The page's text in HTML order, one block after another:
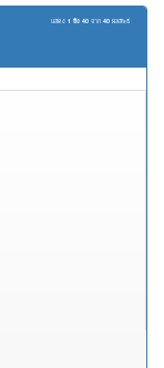
แสดง 1 ถึง 40 จาก 40 ผลลัพธ์